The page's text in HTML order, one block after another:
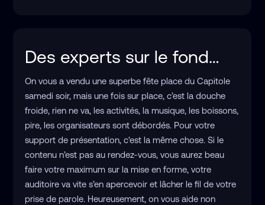
Des experts sur le fond…
On vous a vendu une superbe fête place du Capitole
samedi soir, mais une fois sur place, c’est la douche
froide, rien ne va, les activités, la musique, les boissons,
pire, les organisateurs sont débordés. Pour votre
support de présentation, c'est la même chose. Si le
contenu n’est pas au rendez-vous, vous aurez beau
faire votre maximum sur la mise en forme, votre
auditoire va vite s’en apercevoir et lâcher le fil de votre
prise de parole. Heureusement, on vous aide non